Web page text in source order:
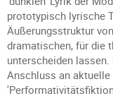
prototypisch lyrische
Äußerungsstruktur
dramatischen, für die
unterscheiden
Anschluss an